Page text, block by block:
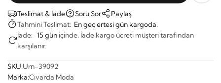
Teslimat & İade Soru Sor
Paylaş
Tahmini Teslimat: En geç ertesi gün kargoda.
İade: 15 gün içinde. İade kargo ücreti müşteri tarafından
karşılanır.
SKU:Urn-39092
Marka:Civarda Moda